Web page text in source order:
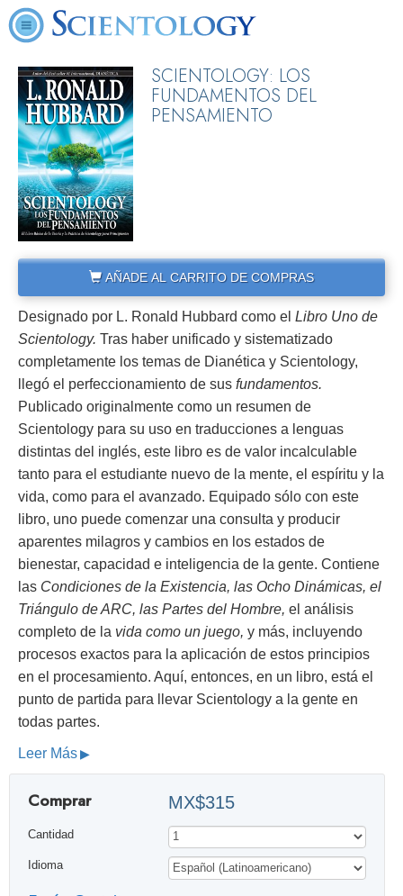
SCIENTOLOGY: LOS
FUNDAMENTOS DEL
PENSAMIENTO
AÑADE AL CARRITO DE COMPRAS
Designado por L. Ronald Hubbard como el Libro Uno de
Scientology. Tras haber unificado y sistematizado
completamente los temas de Dianética y Scientology,
llegó el perfeccionamiento de sus fundamentos.
Publicado originalmente como un resumen de
Scientology para su uso en traducciones a lenguas
distintas del inglés, este libro es de valor incalculable
tanto para el estudiante nuevo de la mente, el espíritu y la
vida, como para el avanzado. Equipado sólo con este
libro, uno puede comenzar una consulta y producir
aparentes milagros y cambios en los estados de
bienestar, capacidad e inteligencia de la gente. Contiene
las Condiciones de la Existencia, las Ocho Dinámicas, el
Triángulo de ARC, las Partes del Hombre, el análisis
completo de la vida como un juego, y más, incluyendo
procesos exactos para la aplicación de estos principios
en el procesamiento. Aquí, entonces, en un libro, está el
punto de partida para llevar Scientology a la gente en
todas partes.
Leer Más
Comprar MX$315
Cantidad
Idioma